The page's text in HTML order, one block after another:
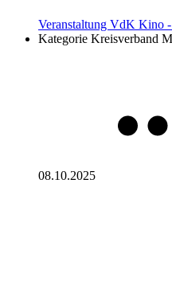
Veranstaltung VdK Kino -
Kategorie Kreisverband
08.10.2025